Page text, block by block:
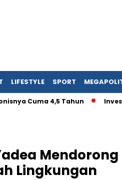
LIFESTYLE SPORT
4,5 Tahun Investasi
Mendorong
Lingkungan